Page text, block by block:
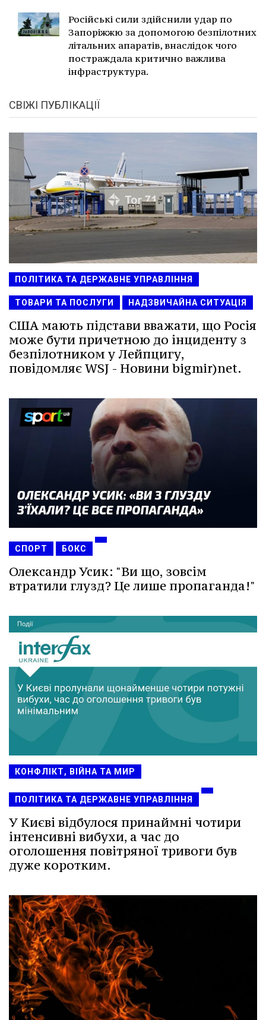
Російські сили здійснили удар по
Запоріжжю за допомогою безпілотних
літальних апаратів, внаслідок чого
постраждала критично важлива
інфраструктура.
СВІЖІ ПУБЛІКАЦІЇ
ПОЛІТИКА ТА ДЕРЖАВНЕ УПРАВЛІННЯ
ТОВАРИ ТА ПОСЛУГИ НАДЗВИЧАЙНА СИТУАЦІЯ
США мають підстави вважати, що Росія
може бути причетною до інциденту з
безпілотником у Лейпцигу,
повідомляє WSJ - Новини bigmir)net.
СПОРТ БОКС
Олександр Усик: "Ви що, зовсім
втратили глузд? Це лише пропаганда!"
КОНФЛІКТ, ВІЙНА ТА МИР
ПОЛІТИКА ТА ДЕРЖАВНЕ УПРАВЛІННЯ
У Києві відбулося принаймні чотири
інтенсивні вибухи, а час до
оголошення повітряної тривоги був
дуже коротким.